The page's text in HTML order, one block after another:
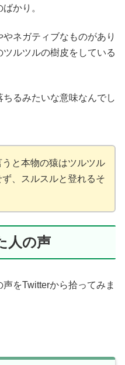
かり。
ネガティブなものがあり
ルツルの樹皮をしている
るみたいな意味なんでし
と本物の猿はツルツル
、スルスルと登れるそ
人の声
をTwitterから拾ってみま